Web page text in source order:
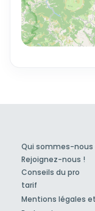
Qui sommes-nous
Rejoignez-nous !
Conseils du pro
tarif
Mentions légales